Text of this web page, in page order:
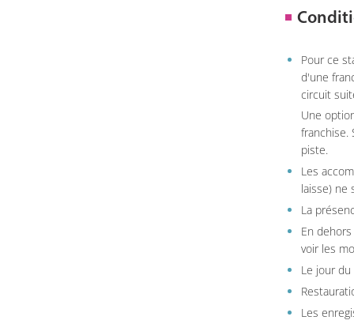
Pour ce
d'une
circuit
Une
franchise.
piste.
Les
laisse) ne
La
En
voir les
Le jour
Les